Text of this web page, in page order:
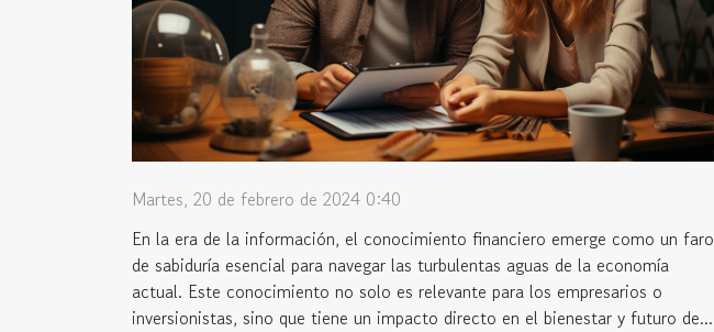
Martes, 20 de febrero de 2024 0:40
En la era de la información, el conocimiento financiero emerge como un faro
de sabiduría esencial para navegar las turbulentas aguas de la economía
actual. Este conocimiento no solo es relevante para los empresarios o
inversionistas, sino que tiene un impacto directo en el bienestar y futuro de...